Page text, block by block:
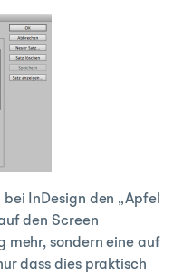
InDesign den „Apfel
den Screen
mehr, sondern eine auf
dass dies praktisch